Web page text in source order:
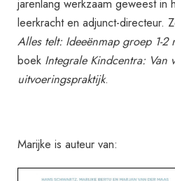
jarenlang werkzaam geweest in
leerkracht en adjunct-directeur.
Alles telt: Ideeënmap groep 1-2
boek Integrale Kindcentra: Van
uitvoeringspraktijk.
Marijke is auteur van: